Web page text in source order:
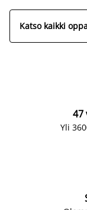
Katso kaikki
47
Yli